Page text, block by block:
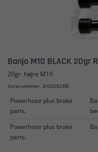
Banjo M10 BLACK 20gr
20gr. højre M10
Varenummer: 3/60082RB
Powerhose plus brake
parts.
Powerhose plus brake
parts.